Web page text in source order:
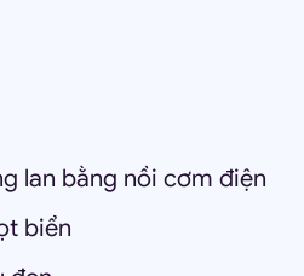
lan bằng nồi cơm điện
biển